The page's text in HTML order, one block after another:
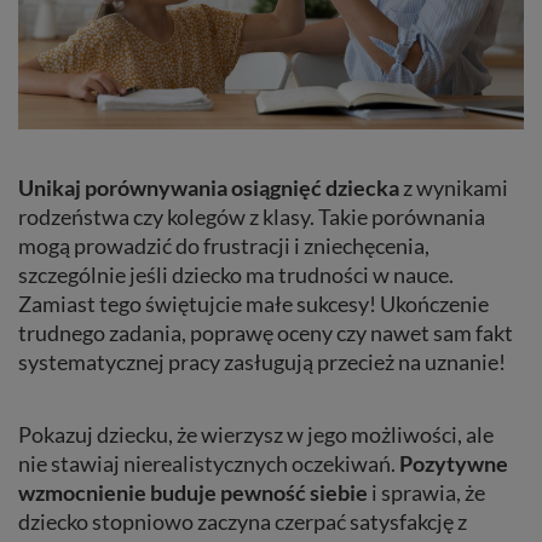
Unikaj porównywania osiągnięć dzieckaz wynikami
rodzeństwa czy kolegów z klasy. Takie porównania
mogą prowadzić do frustracji i zniechęcenia,
szczególnie jeśli dziecko ma trudności w nauce.
Zamiast tego świętujcie małe sukcesy! Ukończenie
trudnego zadania, poprawę oceny czy nawet sam fakt
systematycznej pracy zasługują przecież na uznanie!
Pokazuj dziecku, że wierzysz w jego możliwości, ale
nie stawiaj nierealistycznych oczekiwań. Pozytywne
wzmocnienie buduje pewność siebie i sprawia, że
dziecko stopniowo zaczyna czerpać satysfakcję z